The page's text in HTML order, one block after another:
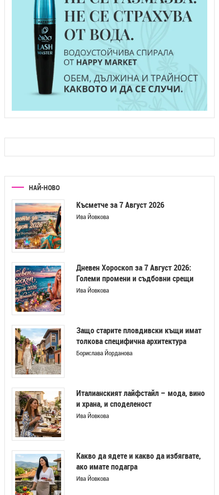
НАЙ-НОВО
Късметче за 7 Август 2026
Ива Йовкова
Дневен Хороскоп за 7 Август 2026:
Големи промени и съдбовни срещи
Ива Йовкова
Защо старите пловдивски къщи имат
толкова специфична архитектура
Борислава Йорданова
Италианският лайфстайл – мода, вино
и храна, и споделеност
Ива Йовкова
Какво да ядете и какво да избягвате,
ако имате подагра
Ива Йовкова